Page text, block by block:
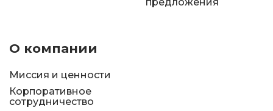
предложения
О компании
Миссия и ценности
Корпоративное
сотрудничество